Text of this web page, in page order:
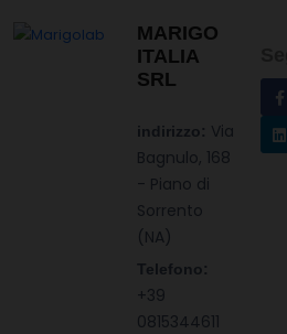
MARIGO
ITALIA
SRL
indirizzo: Via
Bagnulo, 168
- Piano di
Sorrento
(NA)
Telefono:
+39
0815344611